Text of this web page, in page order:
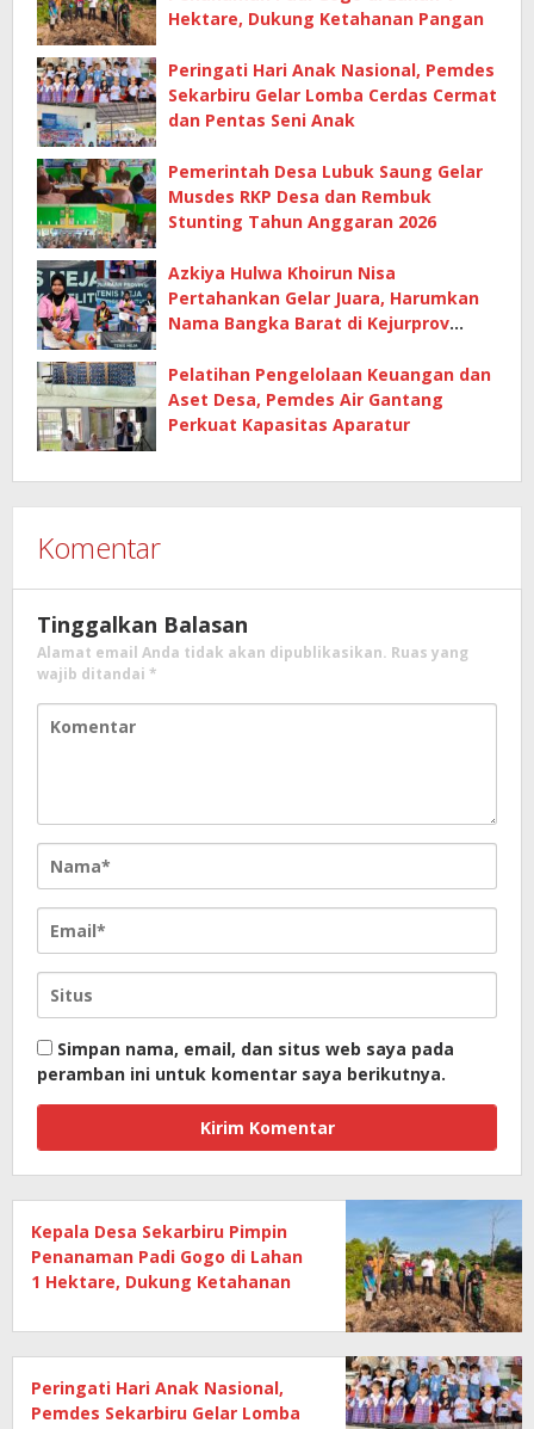
Hektare, Dukung Ketahanan Pangan
Peringati Hari Anak Nasional, Pemdes
Sekarbiru Gelar Lomba Cerdas Cermat
dan Pentas Seni Anak
Pemerintah Desa Lubuk Saung Gelar
Musdes RKP Desa dan Rembuk
Stunting Tahun Anggaran 2026
Azkiya Hulwa Khoirun Nisa
Pertahankan Gelar Juara, Harumkan
Nama Bangka Barat di Kejurprov
Pelatihan Pengelolaan Keuangan dan
Aset Desa, Pemdes Air Gantang
Perkuat Kapasitas Aparatur
Komentar
Tinggalkan Balasan
Alamat email Anda tidak akan dipublikasikan. Ruas yang
wajib ditandai *
Simpan nama, email, dan situs web saya pada
peramban ini untuk komentar saya berikutnya.
Kepala Desa Sekarbiru Pimpin
Penanaman Padi Gogo di Lahan
1 Hektare, Dukung Ketahanan
Peringati Hari Anak Nasional,
Pemdes Sekarbiru Gelar Lomba